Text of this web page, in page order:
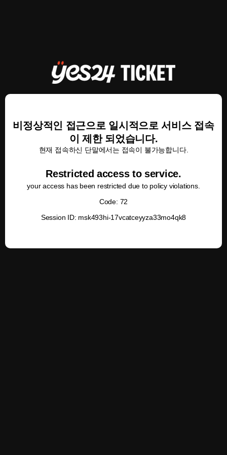
비정상적인 접근으로 일시적으로 서비스 접속
이 제한 되었습니다.
현재 접속하신 단말에서는 접속이 불가능합니다.
Restricted access to service.
your access has been restricted due to policy violations.
Code: 72
Session ID: msk493hi-17vcatceyyza33mo4qk8